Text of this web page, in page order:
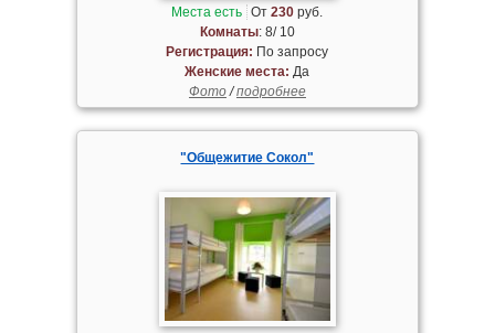
Места есть От230 руб.
Комнаты: 8/ 10
Регистрация: По запросу
Женские места: Да
Фото/подробнее
"Общежитие Сокол"